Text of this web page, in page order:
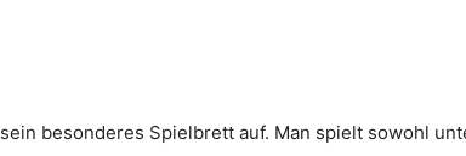
besonderes Spielbrett auf. Man spielt sowohl